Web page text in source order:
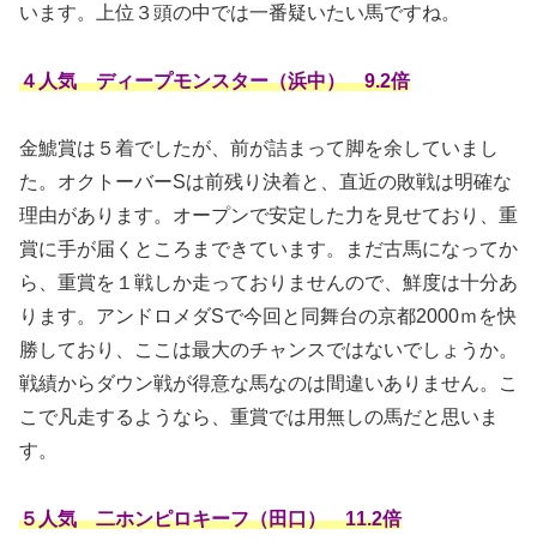
います。上位３頭の中では一番疑いたい馬ですね。
４人気 ディープモンスター（浜中） 9.2倍
金鯱賞は５着でしたが、前が詰まって脚を余していまし
た。オクトーバーSは前残り決着と、直近の敗戦は明確な
理由があります。オープンで安定した力を見せており、重
賞に手が届くところまできています。まだ古馬になってか
ら、重賞を１戦しか走っておりませんので、鮮度は十分あ
ります。アンドロメダSで今回と同舞台の京都2000ｍを快
勝しており、ここは最大のチャンスではないでしょうか。
戦績からダウン戦が得意な馬なのは間違いありません。こ
こで凡走するようなら、重賞では用無しの馬だと思いま
す。
５人気 二ホンピロキーフ（田口） 11.2倍